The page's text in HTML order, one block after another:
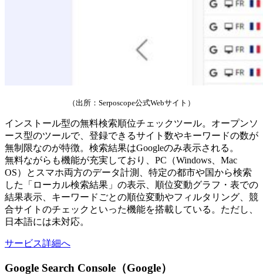
（出所：Serposcope公式Webサイト）
インストール型の無料検索順位チェックツール。オープンソ
ース型のツールで、登録できるサイト数やキーワードの数が
無制限なのが特徴。検索結果はGoogleのみ表示される。
無料ながらも機能が充実しており、PC（Windows、Mac
OS）とスマホ両方のデータ計測、特定の都市や国から検索
した「ローカル検索結果」の表示、順位変動グラフ・表での
結果表示、キーワードごとの順位変動やフィルタリング、競
合サイトのチェックといった機能を搭載している。ただし、
日本語には未対応。
サービス詳細へ
Google Search Console（Google）